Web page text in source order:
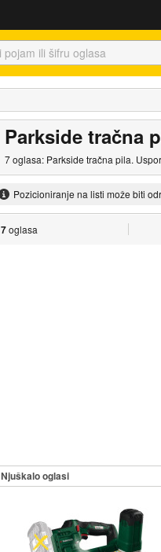
Parkside tračna
7 oglasa: Parkside tračna pila.
Pozicioniranje na listi može biti
7oglasa
Njuškalo oglasi